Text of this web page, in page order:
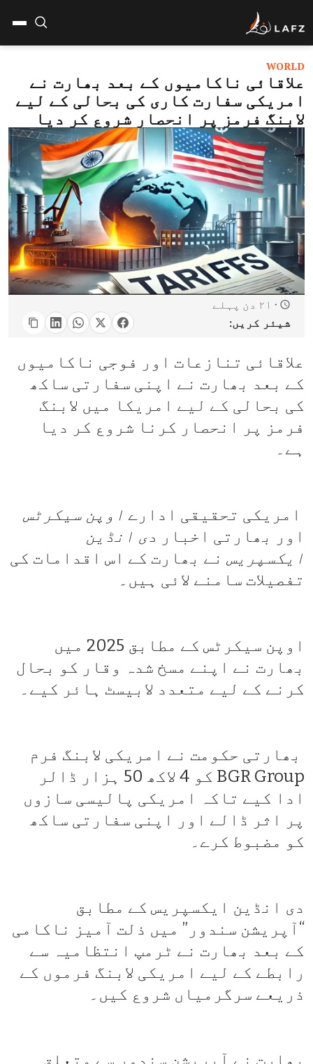
WORLD
علاقائی ناکامیوں کے بعد بھارت نے
امریکی سفارت کاری کی بحالی کے لیے
لابنگ فرمز پر انحصار شروع کر دیا
۲۱۰ دن پہلے
شیئر کریں:
علاقائی تنازعات اور فوجی ناکامیوں
کے بعد بھارت نے اپنی سفارتی ساکھ
کی بحالی کے لیے امریکا میں لابنگ
فرمز پر انحصار کرنا شروع کر دیا
ہے۔
امریکی تحقیقی ادارے اوپن سیکرٹس
اور بھارتی اخبار دی انڈین
ایکسپریس نے بھارت کے اس اقدامات کی
تفصیلات سامنے لائی ہیں۔
اوپن سیکرٹس کے مطابق 2025 میں
بھارت نے اپنے مسخ شدہ وقار کو بحال
کرنے کے لیے متعدد لابیسٹ ہائر کیے۔
بھارتی حکومت نے امریکی لابنگ فرم
BGR Group کو 4 لاکھ 50 ہزار ڈالر
ادا کیے تاکہ امریکی پالیسی سازوں
پر اثر ڈالے اور اپنی سفارتی ساکھ
کو مضبوط کرے۔
دی انڈین ایکسپریس کے مطابق
“آپریشن سندور” میں ذلت آمیز ناکامی
کے بعد بھارت نے ٹرمپ انتظامیہ سے
رابطے کے لیے امریکی لابنگ فرموں کے
ذریعے سرگرمیاں شروع کیں۔
بھارت نے آپریشن سندور سے متعلق